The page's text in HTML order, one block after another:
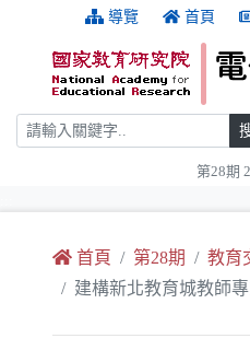
跳到主要內容 導覽 首頁
搜尋
第28期
首頁 第28期
教育
建構新北教育城教師